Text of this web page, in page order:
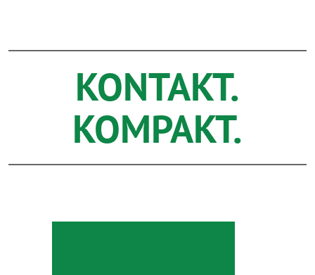
KONTAKT.
KOMPAKT.